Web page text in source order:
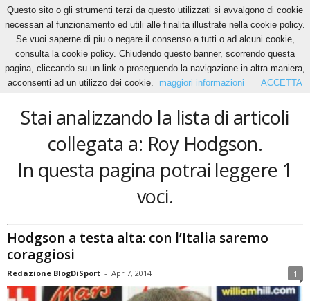
Home Tags Roy Hodgson
Roy Hodgson
Stai analizzando la lista di articoli
collegata a: Roy Hodgson.
In questa pagina potrai leggere 1
voci.
Hodgson a testa alta: con l’Italia saremo
coraggiosi
Redazione BlogDiSport - Apr 7, 2014 1
Questo sito o gli strumenti terzi da questo utilizzati si avvalgono di cookie
necessari al funzionamento ed utili alle finalita illustrate nella cookie policy.
Se vuoi saperne di piu o negare il consenso a tutti o ad alcuni cookie,
consulta la cookie policy. Chiudendo questo banner, scorrendo questa
pagina, cliccando su un link o proseguendo la navigazione in altra maniera,
acconsenti ad un utilizzo dei cookie.
maggiori informazioni ACCETTA